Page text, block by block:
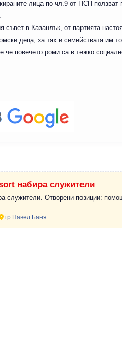
лица по чл.9 от ПСП
в Казанлък, от партията
деца, за тях и семействата им
че повечето роми са в тежко
набира служители
служители. Отворени позиции:
гр.Павел Баня